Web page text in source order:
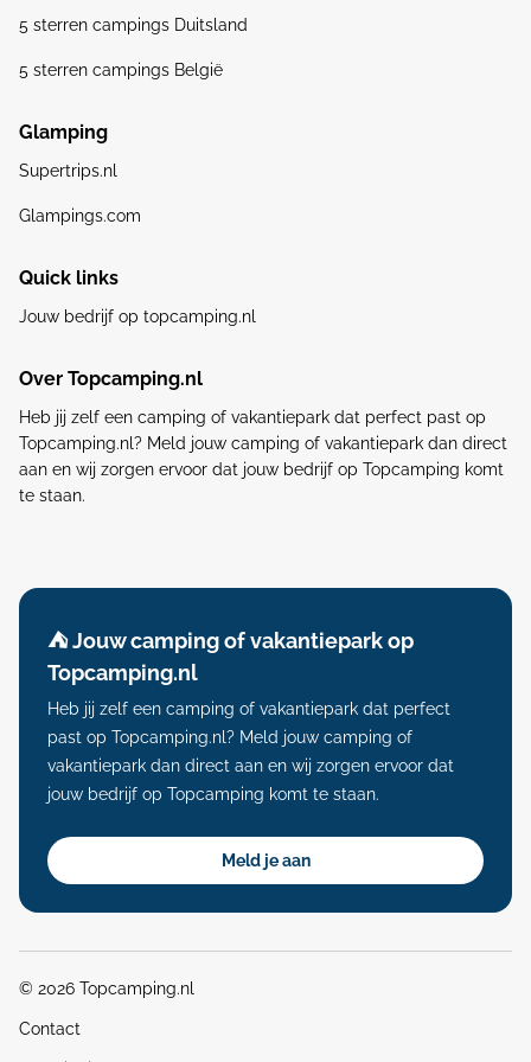
5 sterren campings Duitsland
5 sterren campings België
Glamping
Supertrips.nl
Glampings.com
Quick links
Jouw bedrijf op topcamping.nl
Over Topcamping.nl
Heb jij zelf een camping of vakantiepark dat perfect past op
Topcamping.nl? Meld jouw camping of vakantiepark dan direct
aan en wij zorgen ervoor dat jouw bedrijf op Topcamping komt
te staan.
⛺️ Jouw camping of vakantiepark op
Topcamping.nl
Heb jij zelf een camping of vakantiepark dat perfect
past op Topcamping.nl? Meld jouw camping of
vakantiepark dan direct aan en wij zorgen ervoor dat
jouw bedrijf op Topcamping komt te staan.
Meld je aan
© 2026 Topcamping.nl
Contact